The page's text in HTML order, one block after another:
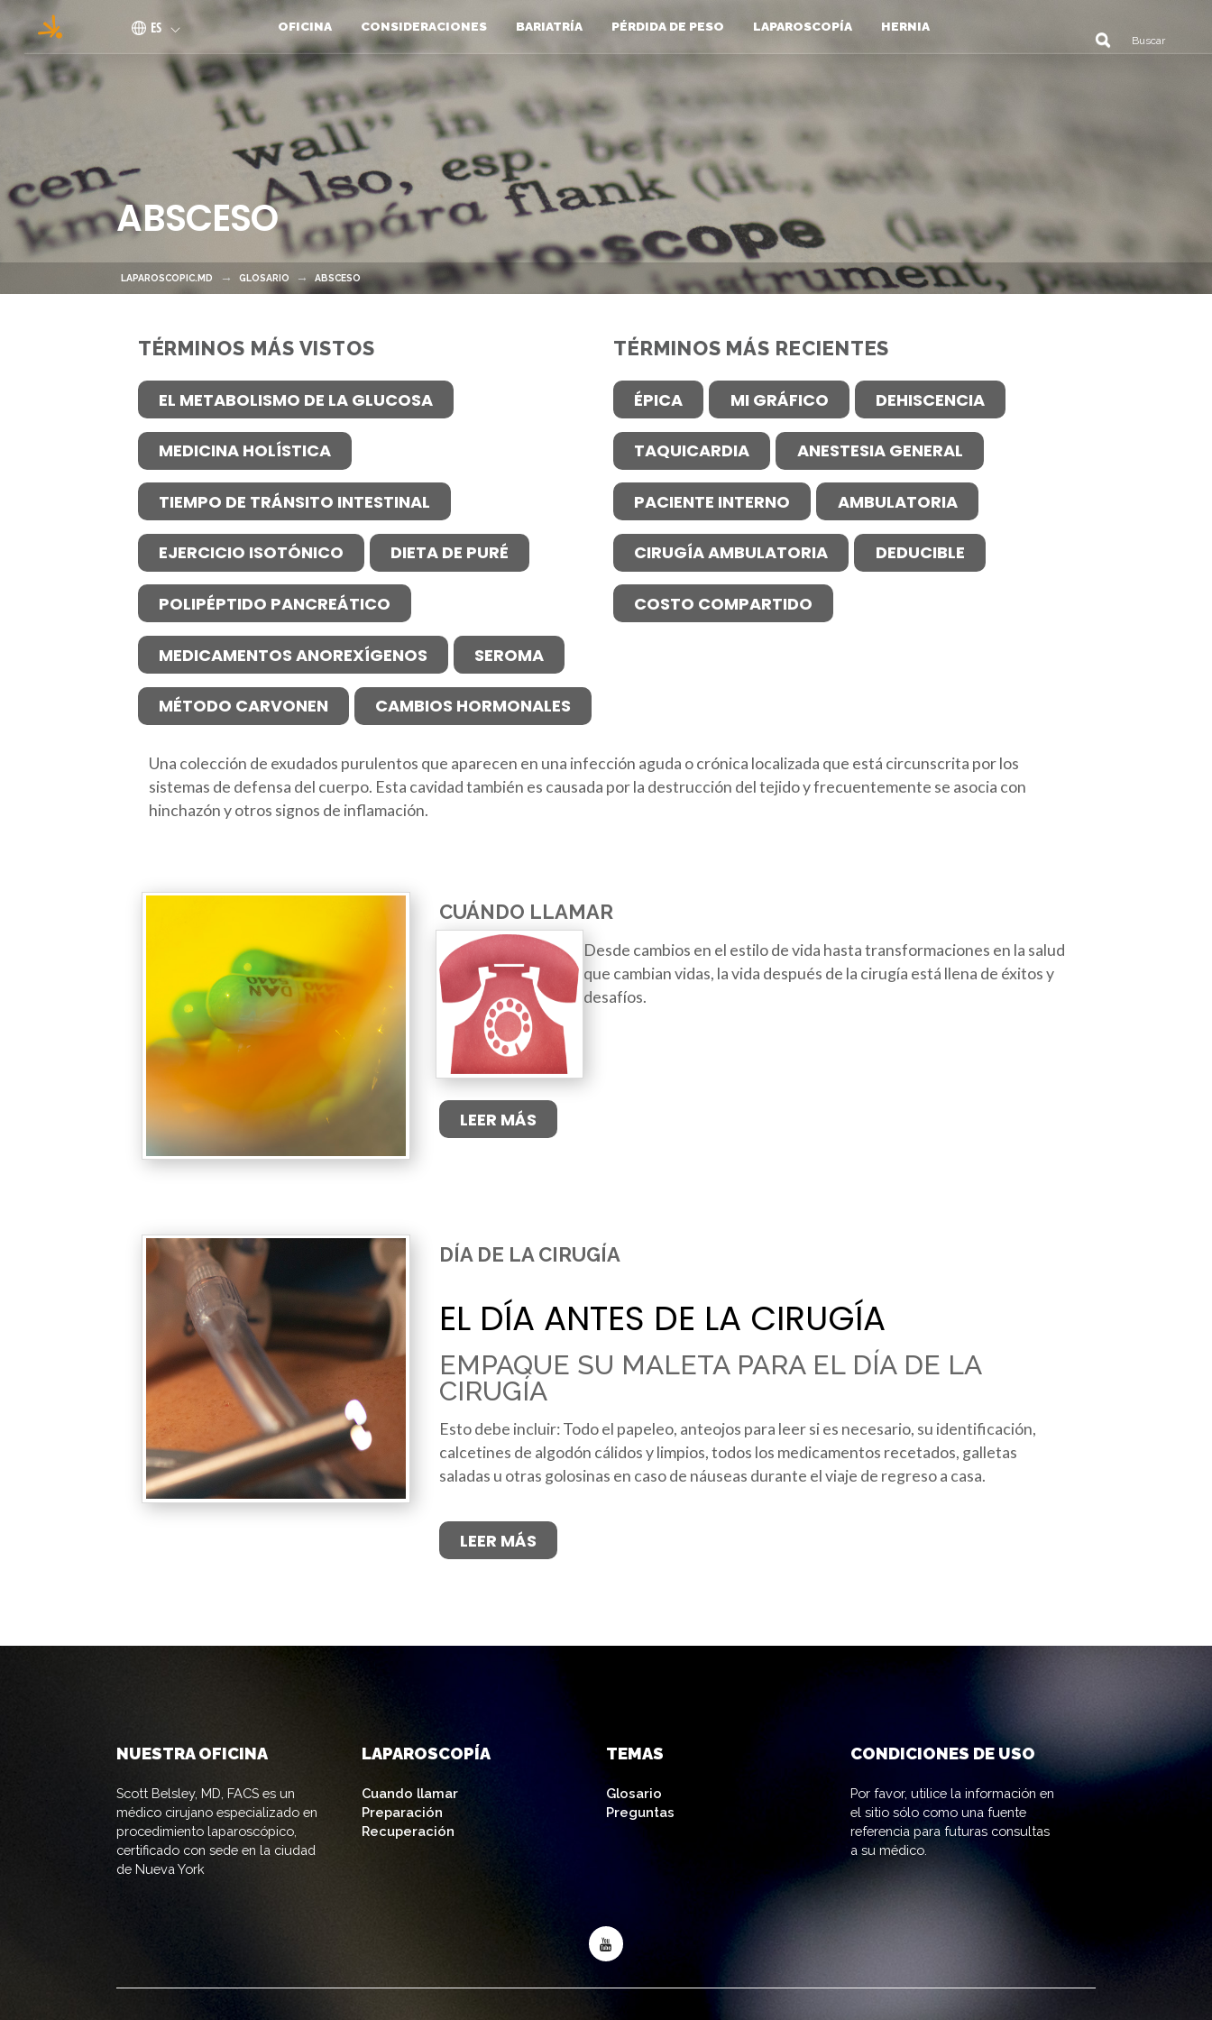
Pasar al contenido principal
ES OFICINA CONSIDERACIONES BARIATRÍA PÉRDIDA DE PESO LAPAROSCOPÍA HERNIA
ABSCESO
LAPAROSCOPIC.MD GLOSARIO ABSCESO
TÉRMINOS MÁS VISTOS
EL METABOLISMO DE LA GLUCOSA
MEDICINA HOLÍSTICA
TIEMPO DE TRÁNSITO INTESTINAL
EJERCICIO ISOTÓNICO DIETA DE PURÉ
POLIPÉPTIDO PANCREÁTICO
MEDICAMENTOS ANOREXÍGENOS SEROMA
MÉTODO CARVONEN CAMBIOS HORMONALES
TÉRMINOS MÁS RECIENTES
ÉPICA MI GRÁFICO DEHISCENCIA
TAQUICARDIA ANESTESIA GENERAL
PACIENTE INTERNO AMBULATORIA
CIRUGÍA AMBULATORIA DEDUCIBLE
COSTO COMPARTIDO
Una colección de exudados purulentos que aparecen en una infección aguda o crónica localizada que está circunscrita por los
sistemas de defensa del cuerpo. Esta cavidad también es causada por la destrucción del tejido y frecuentemente se asocia con
hinchazón y otros signos de inflamación.
CUÁNDO LLAMAR
Desde cambios en el estilo de vida hasta transformaciones en la salud
que cambian vidas, la vida después de la cirugía está llena de éxitos y
desafíos.
LEER MÁS
DÍA DE LA CIRUGÍA
EL DÍA ANTES DE LA CIRUGÍA
EMPAQUE SU MALETA PARA EL DÍA DE LA
CIRUGÍA
Esto debe incluir: Todo el papeleo, anteojos para leer si es necesario, su identificación,
calcetines de algodón cálidos y limpios, todos los medicamentos recetados, galletas
saladas u otras golosinas en caso de náuseas durante el viaje de regreso a casa.
LEER MÁS
NUESTRA OFICINA
Scott Belsley, MD, FACS es un
médico cirujano especializado en
procedimiento laparoscópico,
certificado con sede en la ciudad
de Nueva York
LAPAROSCOPÍA
Cuando llamar
Preparación
Recuperación
TEMAS
Glosario
Preguntas
CONDICIONES DE USO
Por favor, utilice la información en
el sitio sólo como una fuente
referencia para futuras consultas
a su médico.